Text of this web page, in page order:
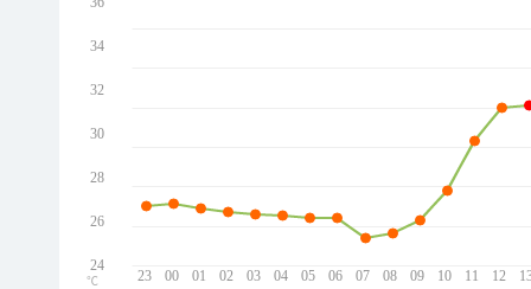
23 00 01 02 03 04 05 06 07 08 09 10 11 12
34
32
30
28
26
24
℃